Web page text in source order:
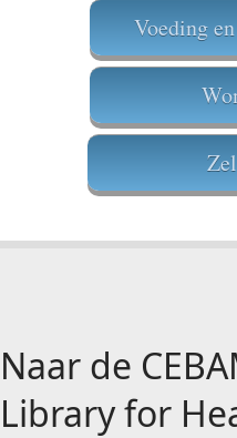
Voeding
Naar de
Library for